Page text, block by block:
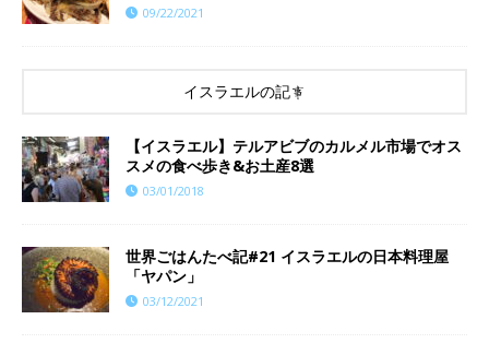
09/22/2021
イスラエルの記事
【イスラエル】テルアビブのカルメル市場でオス
スメの食べ歩き&お土産8選
03/01/2018
世界ごはんたべ記#21 イスラエルの日本料理屋
「ヤパン」
03/12/2021